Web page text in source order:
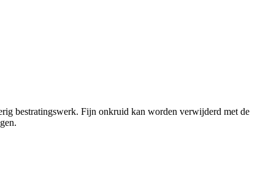
bestratingswerk. Fijn onkruid kan worden verwijderd met de